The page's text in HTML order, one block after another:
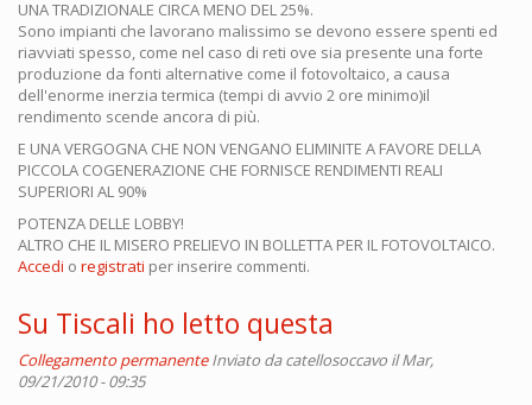
UNA TRADIZIONALE CIRCA MENO DEL 25%.
Sono impianti che lavorano malissimo se devono essere spenti ed
riavviati spesso, come nel caso di reti ove sia presente una forte
produzione da fonti alternative come il fotovoltaico, a causa
dell'enorme inerzia termica (tempi di avvio 2 ore minimo)il
rendimento scende ancora di più.
E UNA VERGOGNA CHE NON VENGANO ELIMINITE A FAVORE DELLA
PICCOLA COGENERAZIONE CHE FORNISCE RENDIMENTI REALI
SUPERIORI AL 90%
POTENZA DELLE LOBBY!
ALTRO CHE IL MISERO PRELIEVO IN BOLLETTA PER IL FOTOVOLTAICO.
Accedi o registrati per inserire commenti.
Su Tiscali ho letto questa
Collegamento permanente Inviato dacatellosoccavo il Mar,
09/21/2010 - 09:35